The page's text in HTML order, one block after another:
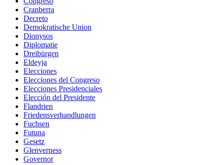
Cranberra
Decreto
Demokratische Union
Dionysos
Diplomatie
Dreibürgen
Eldeyja
Elecciones
Elecciones del Congreso
Elecciones Presidenciales
Elección del Presidente
Flandrien
Friedensverhandlungen
Fuchsen
Futuna
Gesetz
Glenverness
Governor